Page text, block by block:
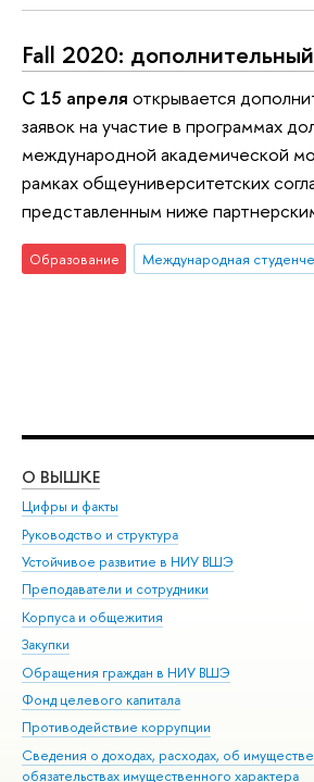
Fall 2020:
С 15 апреля открывается
заявок на участие в программах
международной академической
рамках общеуниверситетских
представленным ниже
Образование
О ВЫШКЕ
Цифры и факты
Руководство и структура
Устойчивое развитие в НИУ ВШЭ
Преподаватели и сотрудники
Корпуса и общежития
Закупки
Обращения граждан в НИУ ВШЭ
Фонд целевого капитала
Противодействие коррупции
Сведения о доходах, расходах, об
обязательствах имущественного характера